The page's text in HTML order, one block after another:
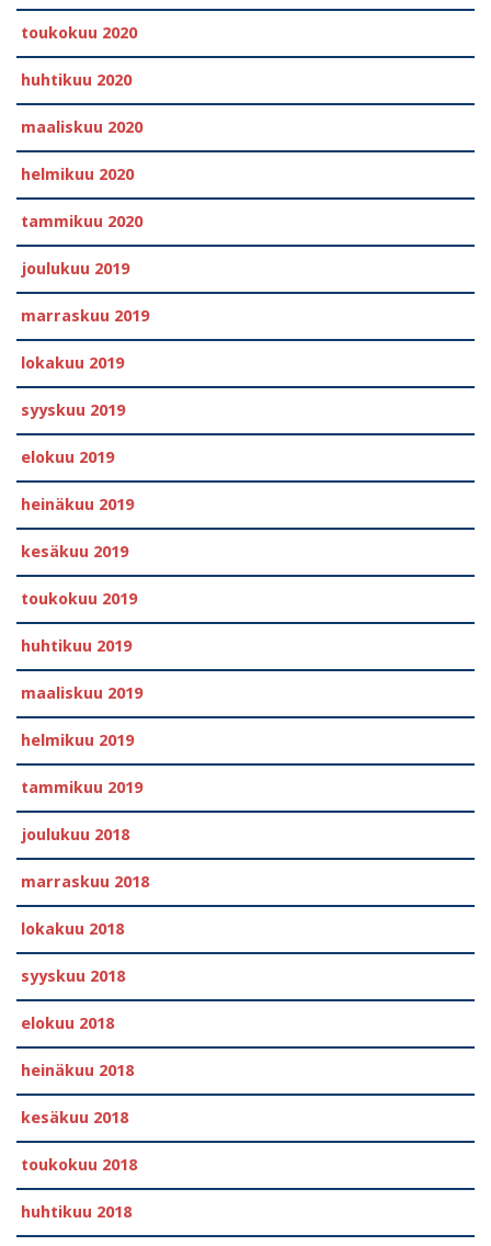
toukokuu 2020
huhtikuu 2020
maaliskuu 2020
helmikuu 2020
tammikuu 2020
joulukuu 2019
marraskuu 2019
lokakuu 2019
syyskuu 2019
elokuu 2019
heinäkuu 2019
kesäkuu 2019
toukokuu 2019
huhtikuu 2019
maaliskuu 2019
helmikuu 2019
tammikuu 2019
joulukuu 2018
marraskuu 2018
lokakuu 2018
syyskuu 2018
elokuu 2018
heinäkuu 2018
kesäkuu 2018
toukokuu 2018
huhtikuu 2018